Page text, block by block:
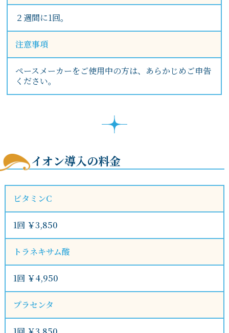
２週間に1回。
注意事項
ペースメーカーをご使用中の方は、あらかじめご申告
ください。
イオン導入の料金
ビタミンC
1回 ￥3,850
トラネキサム酸
1回 ￥4,950
プラセンタ